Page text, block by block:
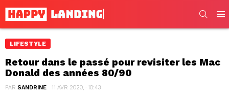
LIFESTYLE
Retour dans le passé pour revisiter les Mac
Donald des années 80/90
PAR SANDRINE 11 AVR 2020, · 10:43